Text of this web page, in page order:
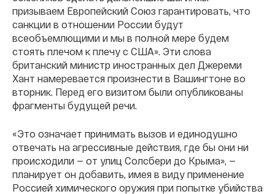
призываем Европейский Союз гарантировать, что
санкции в отношении России будут
всеобъемлющими и мы в полной мере будем
стоять плечом к плечу с США». Эти слова
британский министр иностранных дел Джереми
Хант намеревается произнести в Вашингтоне во
вторник. Перед его визитом были опубликованы
фрагменты будущей речи.
«Это означает принимать вызов и единодушно
отвечать на агрессивные действия, где бы они ни
происходили — от улиц Солсбери до Крыма», —
планирует он добавить, имея в виду применение
Россией химического оружия при попытке убийства